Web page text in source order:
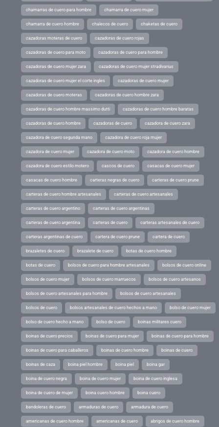
chamarras de cuero para hombre chamarra de cuero mujer
chamarra de cuero hombre chalecos de cuero chaketas de cuero
cazadoras moteras de cuero cazadoras de cuero rojas
cazadoras de cuero para moto cazadoras de cuero para hombre
cazadoras de cuero mujer zara cazadoras de cuero mujer stradivarius
cazadoras de cuero mujer el corte ingles cazadoras de cuero mujer
cazadoras de cuero moteras cazadoras de cuero hombre zara
cazadoras de cuero hombre massimo dutti cazadoras de cuero hombre baratas
cazadoras de cuero hombre cazadoras de cuero cazadora de cuero zara
cazadora de cuero segunda mano cazadora de cuero roja mujer
cazadora de cuero mujer cazadora de cuero moto cazadora de cuero hombre
cazadora de cuero estilo motero cascos de cuero casacas de cuero mujer
casacas de cuero hombre carteras negras de cuero carteras de cuero prune
carteras de cuero hombre artesanales carteras de cuero artesanales
carteras de cuero argentino carteras de cuero argentinas
carteras de cuero argentina carteras de cuero carteras artesanales de cuero
carteras argentinas de cuero cartera de cuero prune cartera de cuero
brazaletes de cuero brazalete de cuero botas de cuero hombre
botas de cuero bolsos de cuero para hombre artesanales bolsos de cuero online
bolsos de cuero mujer bolsos de cuero marruecos bolsos de cuero artesanos
bolsos de cuero artesanales para hombre bolsos de cuero artesanales
bolsos de cuero bolsos artesanales de cuero hechos a mano bolso de cuero mujer
bolso de cuero hecho a mano bolso de cuero boinas militares cuero
boinas de cuero precios boinas de cuero para mujer boinas de cuero para hombre
boinas de cuero para caballeros boinas de cuero hombre boinas de cuero
boinas de caza boina piel hombre boina piel boina gar
boina de cuero negra boina de cuero mujer boina de cuero inglesa
boina de cuero de mujer boina cuero hombre boina cuero
bandoleras de cuero armaduras de cuero armadura de cuero
americanas de cuero hombre americanas de cuero abrigos de cuero hombre